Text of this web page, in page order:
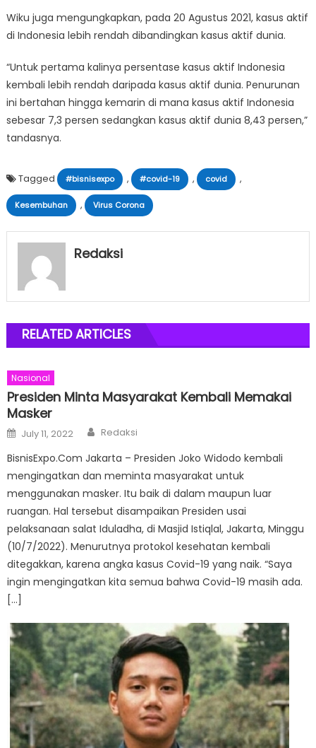
Wiku juga mengungkapkan, pada 20 Agustus 2021, kasus aktif
di Indonesia lebih rendah dibandingkan kasus aktif dunia.
“Untuk pertama kalinya persentase kasus aktif Indonesia
kembali lebih rendah daripada kasus aktif dunia. Penurunan
ini bertahan hingga kemarin di mana kasus aktif Indonesia
sebesar 7,3 persen sedangkan kasus aktif dunia 8,43 persen,”
tandasnya.
Tagged #bisnisexpo , #covid-19 , covid ,
Kesembuhan , Virus Corona
Redaksi
RELATED ARTICLES
Nasional
Presiden Minta Masyarakat Kembali Memakai
Masker
Posted
on
July 11, 2022 Author
Redaksi
BisnisExpo.Com Jakarta – Presiden Joko Widodo kembali
mengingatkan dan meminta masyarakat untuk
menggunakan masker. Itu baik di dalam maupun luar
ruangan. Hal tersebut disampaikan Presiden usai
pelaksanaan salat Iduladha, di Masjid Istiqlal, Jakarta, Minggu
(10/7/2022). Menurutnya protokol kesehatan kembali
ditegakkan, karena angka kasus Covid-19 yang naik. “Saya
ingin mengingatkan kita semua bahwa Covid-19 masih ada.
[…]